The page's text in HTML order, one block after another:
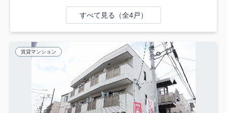
すべて見る（全4戸）
賃貸マンション